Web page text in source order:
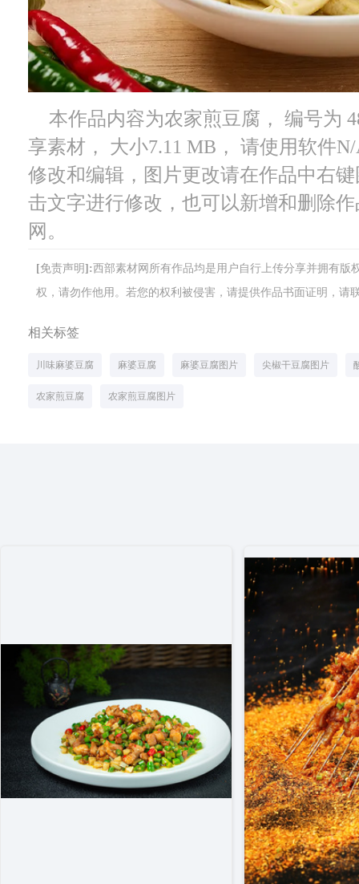
本作品内容为农家煎豆腐， 编号为
享素材， 大小7.11 MB， 请使用软件
修改和编辑，图片更改请在作品中右
击文字进行修改，也可以新增和删除
网。
[免责声明]:西部素材网所有作品均是用户自行上传分享并拥有版
权，请勿作他用。若您的权利被侵害，请提供作品书面证明，请
相关标签
川味麻婆豆腐 麻婆豆腐 麻婆豆腐图片 尖椒干豆腐图片
农家煎豆腐 农家煎豆腐图片